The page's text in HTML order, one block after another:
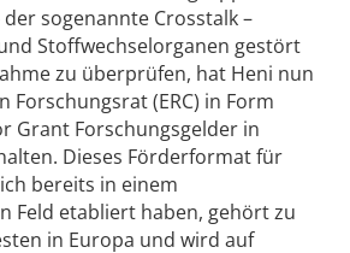
sogenannte Crosstalk –
Stoffwechselorganen gestört
zu überprüfen, hat Heni nun
Forschungsrat (ERC) in Form
Grant Forschungsgelder in
Dieses Förderformat für
bereits in einem
Feld etabliert haben, gehört zu
in Europa und wird auf